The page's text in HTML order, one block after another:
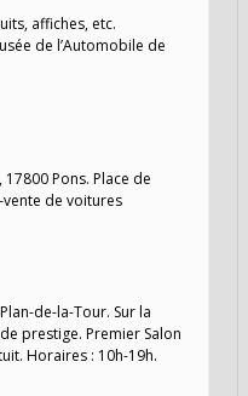
affiches, etc.
de l’Automobile de
Pons. Place de
de voitures
de-la-Tour. Sur la
prestige. Premier Salon
Horaires : 10h-19h.